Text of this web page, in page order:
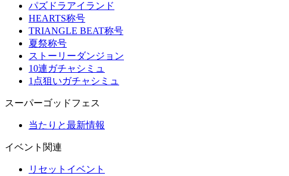
パズドラアイランド
HEARTS称号
TRIANGLE BEAT称号
夏祭称号
ストーリーダンジョン
10連ガチャシミュ
1点狙いガチャシミュ
スーパーゴッドフェス
当たりと最新情報
イベント関連
リセットイベント